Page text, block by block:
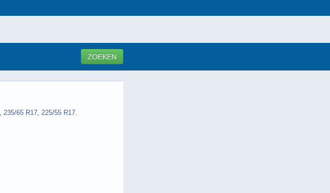
235/65 R17 225/55 R17
ZOEKEN